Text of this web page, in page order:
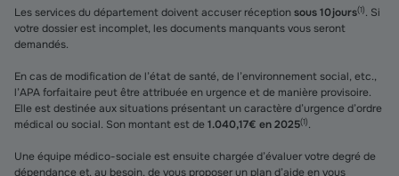
Les services du département doivent accuser réceptionsous 10 jours(1). Si
votre dossier est incomplet, les documents manquants vous seront
demandés.
En cas de modification de l’état de santé, de l’environnement social, etc.,
l’APA forfaitaire peut être attribuée en urgence et de manière provisoire.
Elle est destinée aux situations présentant un caractère d’urgence d’ordre
médical ou social. Son montant est de1.040,17€ en 2025(1).
Une équipe médico-sociale est ensuite chargée d’évaluer votre degré de
dépendance et, au besoin, de vous proposer un plan d’aide en vous